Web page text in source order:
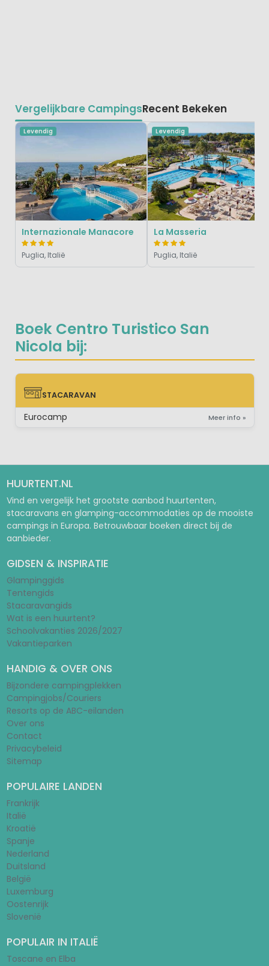
Boek Centro Turistico San
Nicola bij:
STACARAVAN
STACARAVAN
Eurocamp Meer info »
Vergelijkbare CampingsRecent Bekeken
Levendig
Internazionale Manacore
Puglia, Italië
Levendig
La Masseria
Puglia, Italië
HUURTENT.NL
Vind en vergelijk het grootste aanbod huurtenten,
stacaravans en glamping-accommodaties op de mooiste
campings in Europa. Betrouwbaar boeken direct bij de
aanbieder.
GIDSEN & INSPIRATIE
Glampinggids
Tentengids
Stacaravangids
Wat is een huurtent?
Schoolvakanties 2026/2027
Vakantieparken
HANDIG & OVER ONS
Bijzondere campingplekken
Campingjobs/Couriers
Resorts op de ABC-eilanden
Over ons
Contact
Privacybeleid
Sitemap
POPULAIRE LANDEN
Frankrijk
Italië
Kroatië
Spanje
Nederland
Duitsland
België
Luxemburg
Oostenrijk
Slovenië
POPULAIR IN ITALIË
Toscane en Elba